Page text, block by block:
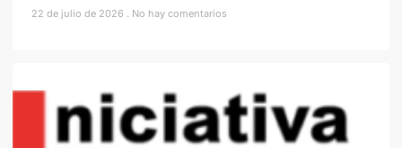
22 de julio de 2026 No hay comentarios